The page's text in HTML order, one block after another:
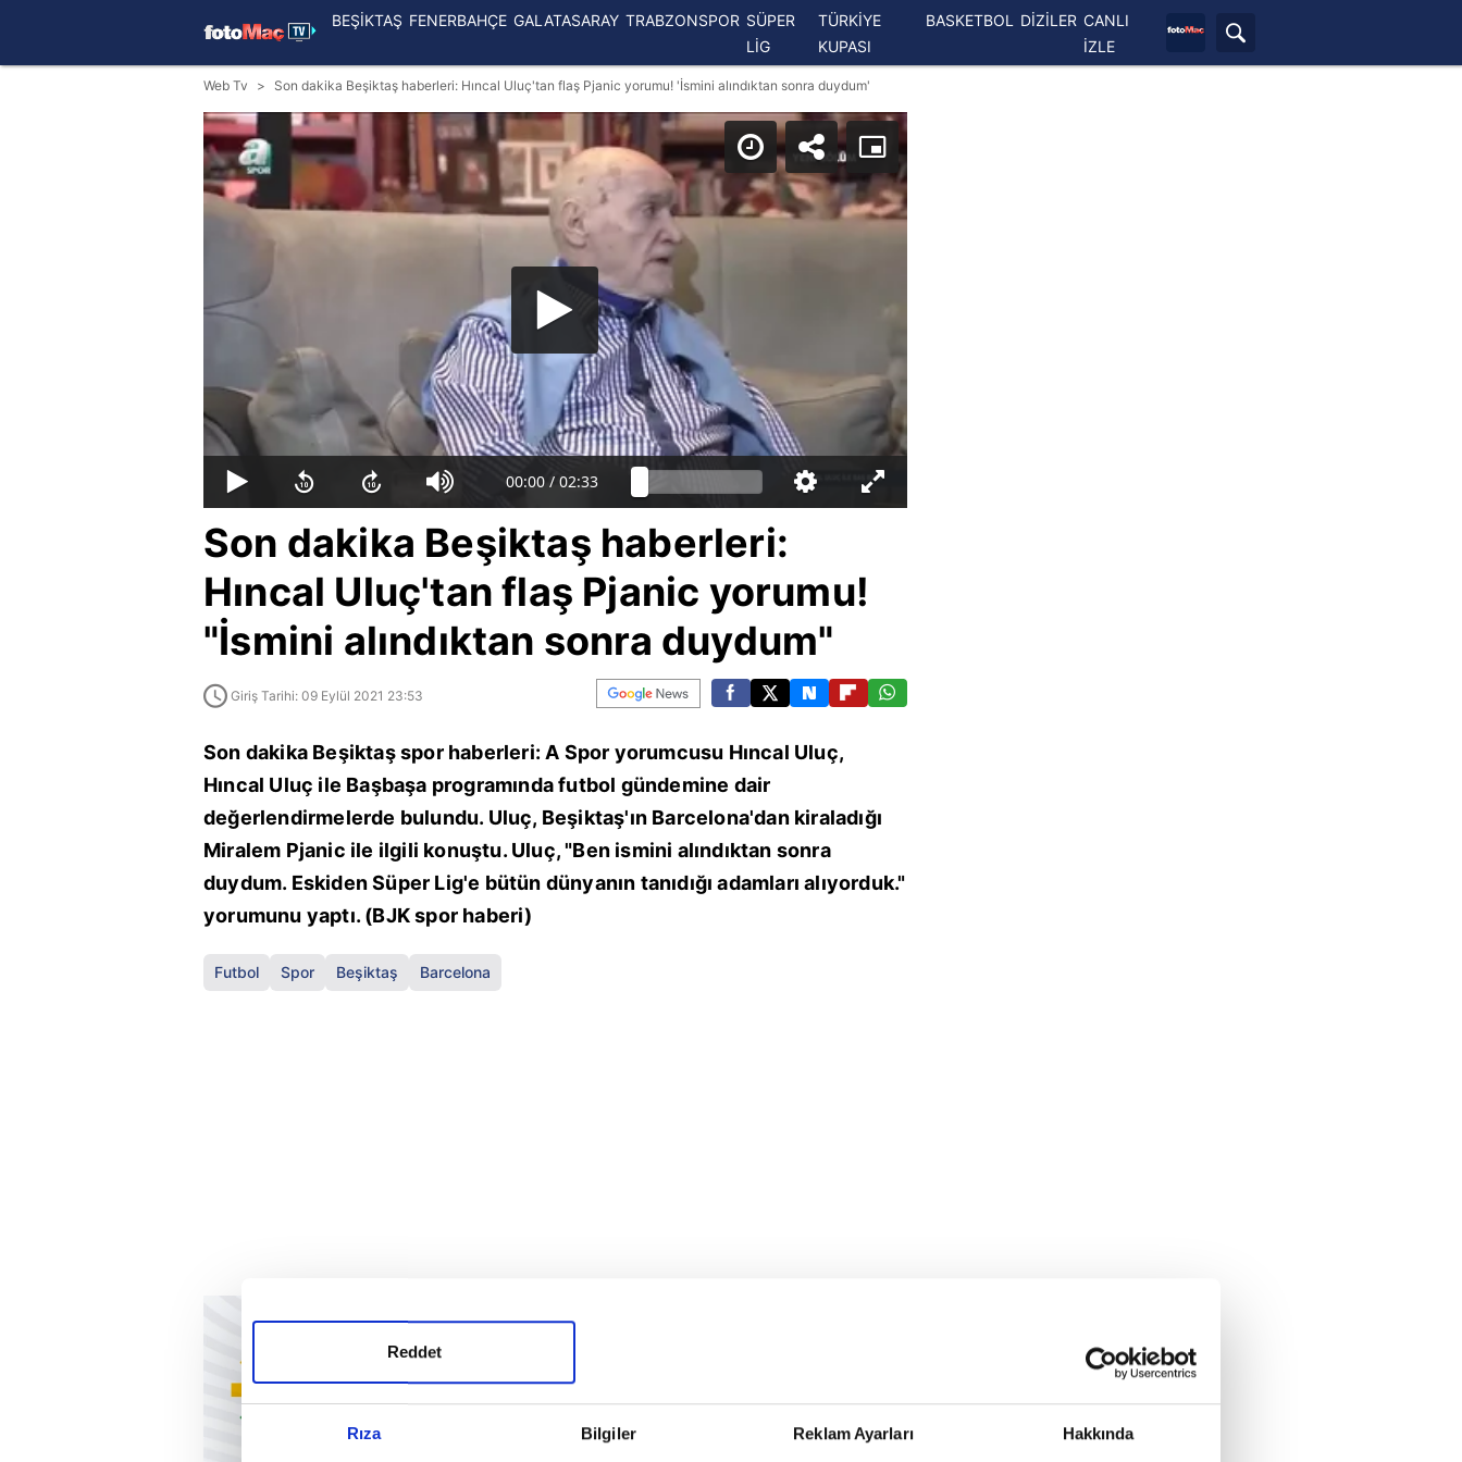
Rıza Bilgiler Reklam Ayarları Hakkında
Reddet
BEŞİKTAŞ FENERBAHÇE GALATASARAY TRABZONSPOR SÜPER
LİG
TÜRKİYE
KUPASI
BASKETBOL DİZİLER CANLI
İZLE
Web Tv Son dakika Beşiktaş haberleri: Hıncal Uluç'tan flaş Pjanic yorumu! 'İsmini alındıktan sonra duydum'
00:00 / 02:33
Son dakika Beşiktaş haberleri:
Hıncal Uluç'tan flaş Pjanic yorumu!
"İsmini alındıktan sonra duydum"
Giriş Tarihi: 09 Eylül 2021 23:53
Son dakika Beşiktaş spor haberleri: A Spor yorumcusu Hıncal Uluç,
Hıncal Uluç ile Başbaşa programında futbol gündemine dair
değerlendirmelerde bulundu. Uluç, Beşiktaş'ın Barcelona'dan kiraladığı
Miralem Pjanic ile ilgili konuştu. Uluç, "Ben ismini alındıktan sonra
duydum. Eskiden Süper Lig'e bütün dünyanın tanıdığı adamları alıyorduk."
yorumunu yaptı. (BJK spor haberi)
Futbol Spor Beşiktaş Barcelona